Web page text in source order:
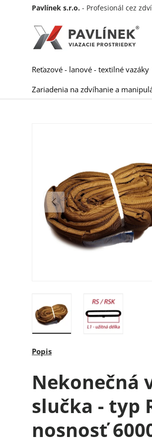
Pavlínek s.r.o. - Profesionál cez
Reťazové - lanové - textilné vazáky
Zariadenia na zdvíhanie a
Predchádzajúce
Popis
Nekonečná
slučka - typ
nosnosť